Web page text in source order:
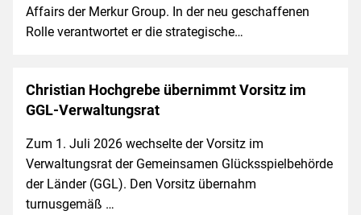
Affairs der Merkur Group. In der neu geschaffenen
Rolle verantwortet er die strategische…
Christian Hochgrebe übernimmt Vorsitz im
GGL-Verwaltungsrat
Zum 1. Juli 2026 wechselte der Vorsitz im
Verwaltungsrat der Gemeinsamen Glücksspielbehörde
der Länder (GGL). Den Vorsitz übernahm
turnusgemäß …